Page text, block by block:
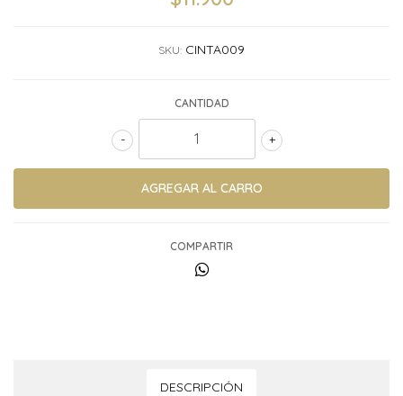
SKU: CINTA009
CANTIDAD
+
-
COMPARTIR
DESCRIPCIÓN